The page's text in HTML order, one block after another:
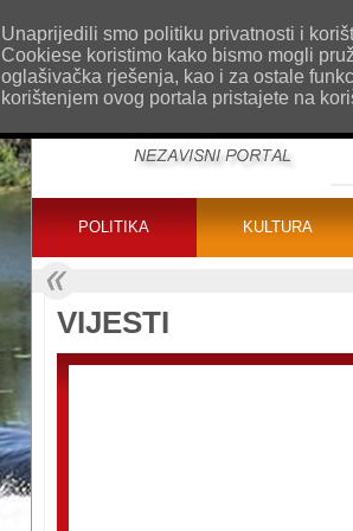
O nama Kontakt Oglašavanje
POLITIKA KULTURA
VIJESTI
Unaprijedili smo politiku privatnosti i
Cookiese koristimo kako bismo mogli
oglašivačka rješenja, kao i za ostale
korištenjem ovog portala pristajete na